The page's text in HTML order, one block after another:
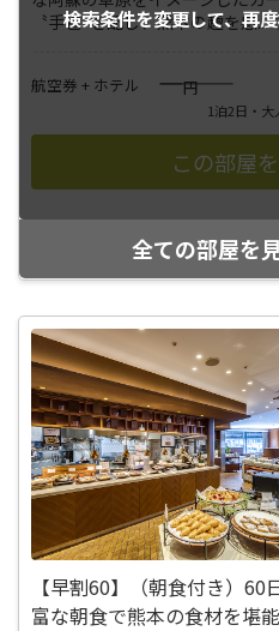
検索条件を変更して、再
〝手毬″を配し、熊本の趣を感...
航空券 + ホテル ――――円
1泊2日・大
全ての部屋を
【早割60】（朝食付き）
富な朝食で熊本の食材を堪